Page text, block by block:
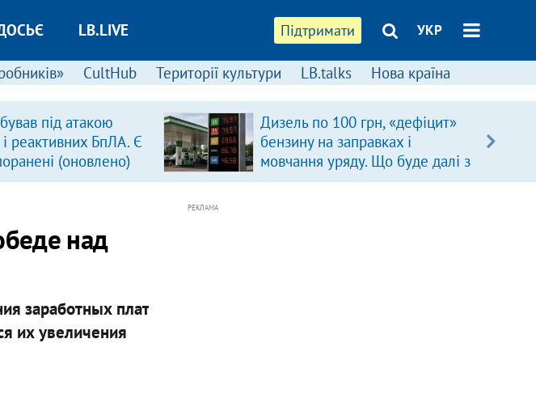
Підтримати УКР
LB.LIVE
CultHub Території культури LB.talks Нова країна
під атакою
і реактивних БпЛА. Є
(оновлено)
Дизель по 100 грн, «дефіцит»
бензину на заправках і
мовчання уряду. Що буде далі з
цінами на пальне?
над
заработных плат
их увеличения
РЕКЛАМА